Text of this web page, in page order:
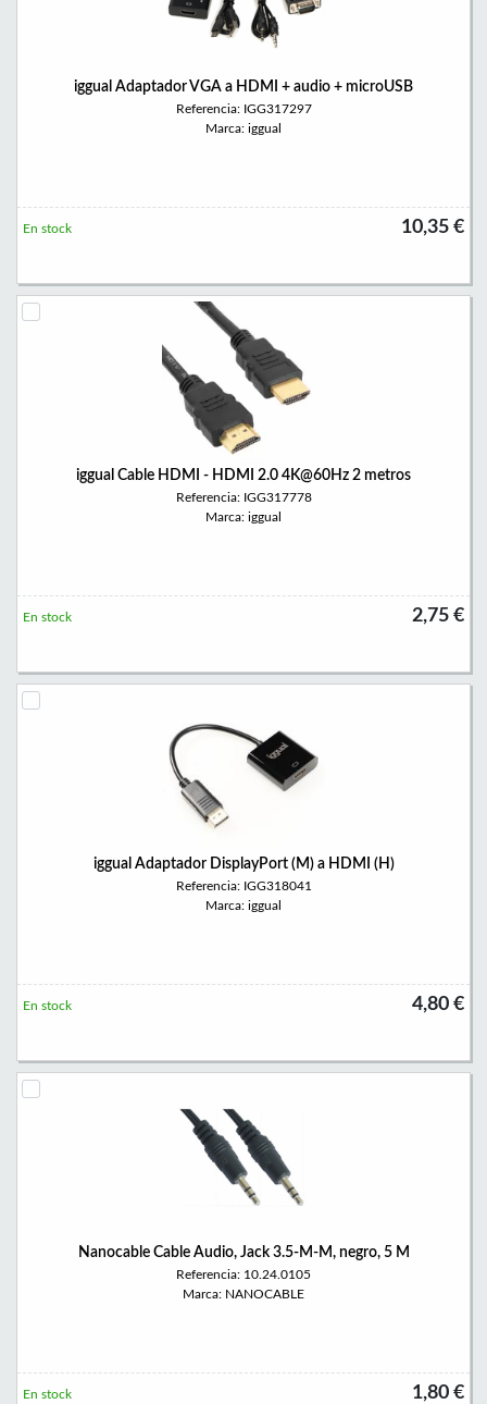
iggual Adaptador VGA a HDMI + audio + microUSB
Referencia: IGG317297
Marca: iggual
10,35 €
En stock
iggual Cable HDMI - HDMI 2.0 4K@60Hz 2 metros
Referencia: IGG317778
Marca: iggual
2,75 €
En stock
iggual Adaptador DisplayPort (M) a HDMI (H)
Referencia: IGG318041
Marca: iggual
4,80 €
En stock
Nanocable Cable Audio, Jack 3.5-M-M, negro, 5 M
Referencia: 10.24.0105
Marca: NANOCABLE
1,80 €
En stock